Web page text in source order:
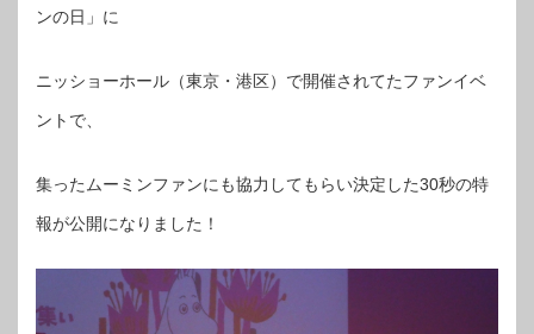
ンの日」に
ニッショーホール（東京・港区）で開催されてたファンイベ
ントで、
集ったムーミンファンにも協力してもらい決定した30秒の特
報が公開になりました！